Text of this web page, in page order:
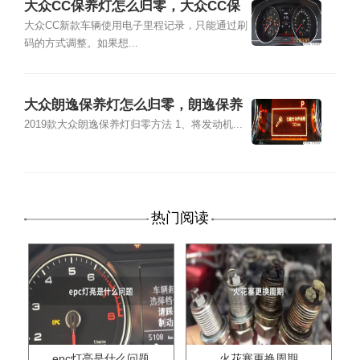
大众CC保养灯怎么归零，大众CC保
养灯复位清零方法
大众CC新款车辆使用电子里程记录，只能通过刷
码的方式调整。如果想...
大众朗逸保养灯怎么归零，朗逸保养
灯复位清零方法
2019款大众朗逸保养灯归零方法 1、将发动机...
热门阅读